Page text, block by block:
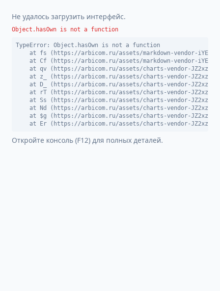
Не удалось загрузить интерфейс.
Object.hasOwn is not a function
TypeError: Object.hasOwn is not a function
at fs (https://arbicom.ru/assets/markdown-vendor-
at Cf (https://arbicom.ru/assets/markdown-vendor-
at qv (https://arbicom.ru/assets/charts-vendor-
at z_ (https://arbicom.ru/assets/charts-vendor-
at D_ (https://arbicom.ru/assets/charts-vendor-
at rT (https://arbicom.ru/assets/charts-vendor-
at Ss (https://arbicom.ru/assets/charts-vendor-
at Nd (https://arbicom.ru/assets/charts-vendor-
at $g (https://arbicom.ru/assets/charts-vendor-
at Er (https://arbicom.ru/assets/charts-vendor-
Откройте консоль (F12) для полных деталей.